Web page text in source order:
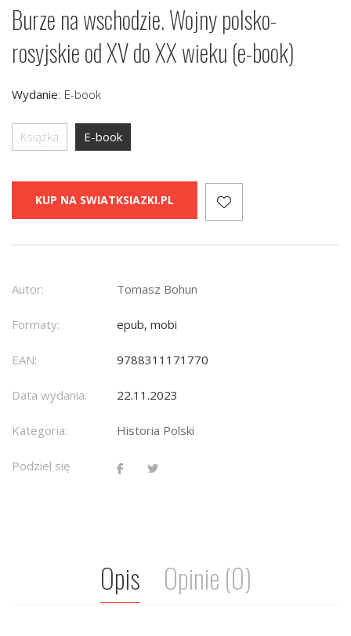
Burze na wschodzie. Wojny polsko-
rosyjskie od XV do XX wieku (e-book)
Wydanie: E-book
Książka E-book
KUP NA SWIATKSIAZKI.PL
Autor: Tomasz Bohun
Formaty: epub, mobi
EAN: 9788311171770
Data wydania: 22.11.2023
Kategoria: Historia Polski
Podziel się
Opis Opinie (0)